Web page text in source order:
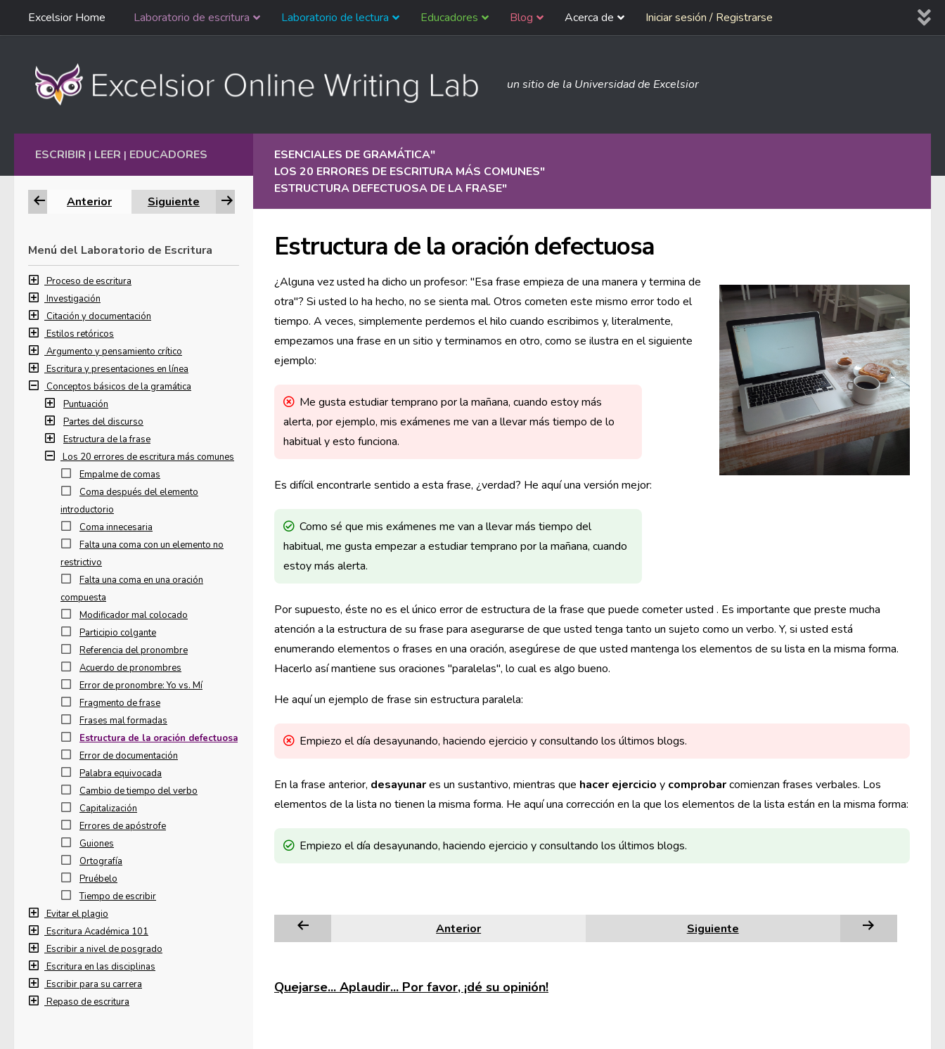
Ir al contenido
navegación
Excelsior Home Laboratorio de escritura Laboratorio de lectura Educadores Blog Acerca de Iniciar sesión / Registrarse
un sitio de la Universidad de Excelsior
ESENCIALES DE GRAMÁTICA"
LOS 20 ERRORES DE ESCRITURA MÁS COMUNES"
ESTRUCTURA DEFECTUOSA DE LA FRASE"
Estructura de la oración defectuosa
¿Alguna vez usted ha dicho un profesor: "Esa frase empieza de una manera y termina de
otra"? Si usted lo ha hecho, no se sienta mal. Otros cometen este mismo error todo el
tiempo. A veces, simplemente perdemos el hilo cuando escribimos y, literalmente,
empezamos una frase en un sitio y terminamos en otro, como se ilustra en el siguiente
ejemplo:
Me gusta estudiar temprano por la mañana, cuando estoy más
alerta, por ejemplo, mis exámenes me van a llevar más tiempo de lo
habitual y esto funciona.
Es difícil encontrarle sentido a esta frase, ¿verdad? He aquí una versión mejor:
Como sé que mis exámenes me van a llevar más tiempo del
habitual, me gusta empezar a estudiar temprano por la mañana, cuando
estoy más alerta.
Por supuesto, éste no es el único error de estructura de la frase que puede cometer usted . Es importante que preste mucha
atención a la estructura de su frase para asegurarse de que usted tenga tanto un sujeto como un verbo. Y, si usted está
enumerando elementos o frases en una oración, asegúrese de que usted mantenga los elementos de su lista en la misma forma.
Hacerlo así mantiene sus oraciones "paralelas", lo cual es algo bueno.
He aquí un ejemplo de frase sin estructura paralela:
Empiezo el día desayunando, haciendo ejercicio y consultando los últimos blogs.
En la frase anterior, desayunares un sustantivo, mientras que hacer ejercicio y comprobarcomienzan frases verbales. Los
elementos de la lista no tienen la misma forma. He aquí una corrección en la que los elementos de la lista están en la misma forma:
Empiezo el día desayunando, haciendo ejercicio y consultando los últimos blogs.
Anterior Siguiente
Quejarse... Aplaudir... Por favor, ¡dé su opinión!
ESCRIBIR | LEER | EDUCADORES
Anterior Siguiente
Menú del Laboratorio de Escritura
Proceso de escritura
Investigación
Citación y documentación
Estilos retóricos
Argumento y pensamiento crítico
Escritura y presentaciones en línea
Conceptos básicos de la gramática
Puntuación
Partes del discurso
Estructura de la frase
Los 20 errores de escritura más comunes
Empalme de comas
Coma después del elemento
introductorio
Coma innecesaria
Falta una coma con un elemento no
restrictivo
Falta una coma en una oración
compuesta
Modificador mal colocado
Participio colgante
Referencia del pronombre
Acuerdo de pronombres
Error de pronombre: Yo vs. Mí
Fragmento de frase
Frases mal formadas
Estructura de la oración defectuosa
Error de documentación
Palabra equivocada
Cambio de tiempo del verbo
Capitalización
Errores de apóstrofe
Guiones
Ortografía
Pruébelo
Tiempo de escribir
Evitar el plagio
Escritura Académica 101
Escribir a nivel de posgrado
Escritura en las disciplinas
Escribir para su carrera
Repaso de escritura